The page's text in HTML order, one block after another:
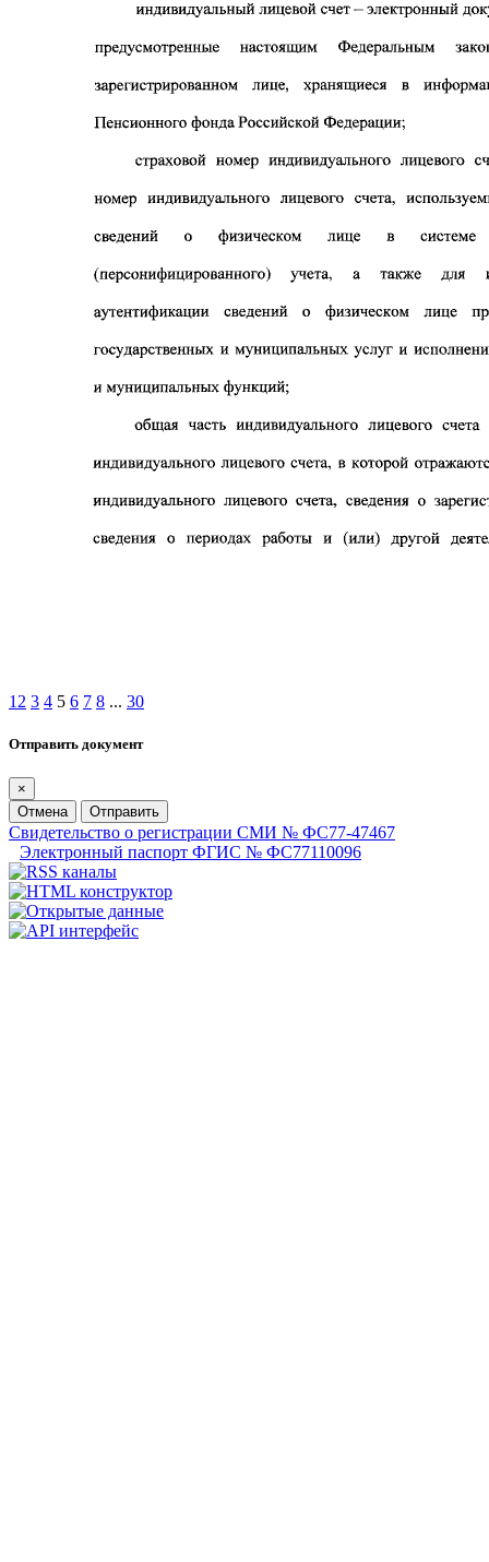
1 2 3 4 5 6 7 8 ... 30
Отправить документ
×
Отмена
Отправить
Свидетельство о регистрации СМИ № ФС77-47467
Электронный паспорт ФГИС № ФС77110096